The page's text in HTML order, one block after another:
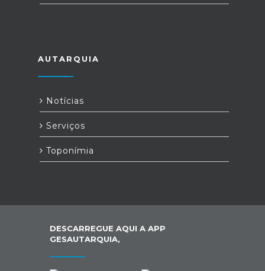
AUTARQUIA
Notícias
Serviços
Toponímia
DESCARREGUE AQUI A APP
GESAUTARQUIA,